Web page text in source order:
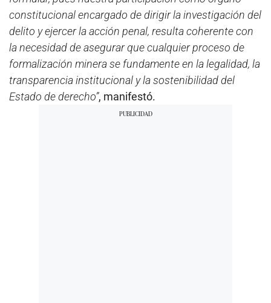
constitucional encargado de dirigir la investigación del
delito y ejercer la acción penal, resulta coherente con
la necesidad de asegurar que cualquier proceso de
formalización minera se fundamente en la legalidad, la
transparencia institucional y la sostenibilidad del
Estado de derecho”, manifestó.